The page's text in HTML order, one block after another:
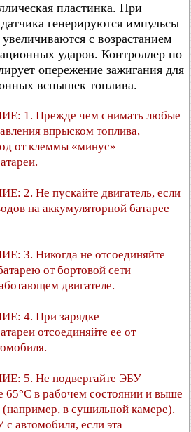
пластинка. При
генерируются импульсы
с возрастанием
ударов. Контроллер по
опережение зажигания для
вспышек топлива.
1. Прежде чем снимать любые
впрыском топлива,
от клеммы «минус»
2. Не пускайте двигатель, если
на аккумуляторной батарее
3. Никогда не отсоединяйте
от бортовой сети
двигателе.
4. При зарядке
отсоединяйте ее от
5. Не подвергайте ЭБУ
65°C в рабочем состоянии и выше
(например, в сушильной камере).
автомобиля, если эта